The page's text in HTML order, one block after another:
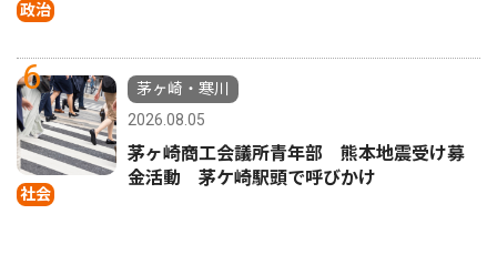
政治
6
社会
茅ヶ崎・寒川
2026.08.05
茅ヶ崎商工会議所青年部 熊本地震受け募
金活動 茅ケ崎駅頭で呼びかけ